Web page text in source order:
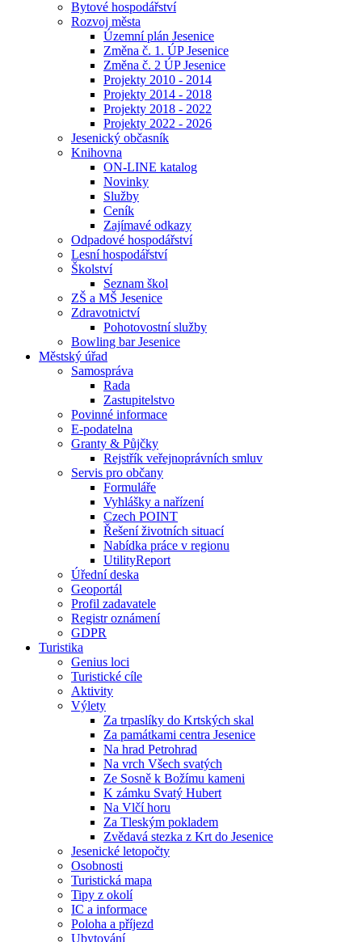
Bytové hospodářství
Rozvoj města
Územní plán Jesenice
Změna č. 1. ÚP Jesenice
Změna č. 2 ÚP Jesenice
Projekty 2010 - 2014
Projekty 2014 - 2018
Projekty 2018 - 2022
Projekty 2022 - 2026
Jesenický občasník
Knihovna
ON-LINE katalog
Novinky
Služby
Ceník
Zajímavé odkazy
Odpadové hospodářství
Lesní hospodářství
Školství
Seznam škol
ZŠ a MŠ Jesenice
Zdravotnictví
Pohotovostní služby
Bowling bar Jesenice
Městský úřad
Samospráva
Rada
Zastupitelstvo
Povinné informace
E-podatelna
Granty & Půjčky
Rejstřík veřejnoprávních smluv
Servis pro občany
Formuláře
Vyhlášky a nařízení
Czech POINT
Řešení životních situací
Nabídka práce v regionu
UtilityReport
Úřední deska
Geoportál
Profil zadavatele
Registr oznámení
GDPR
Turistika
Genius loci
Turistické cíle
Aktivity
Výlety
Za trpaslíky do Krtských skal
Za památkami centra Jesenice
Na hrad Petrohrad
Na vrch Všech svatých
Ze Sosně k Božímu kameni
K zámku Svatý Hubert
Na Vlčí horu
Za Tleským pokladem
Zvědavá stezka z Krt do Jesenice
Jesenické letopočty
Osobnosti
Turistická mapa
Tipy z okolí
IC a informace
Poloha a příjezd
Ubytování